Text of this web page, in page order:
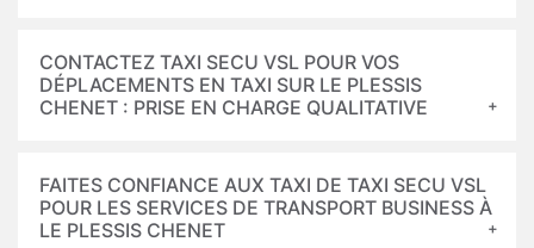
CONTACTEZ TAXI SECU VSL POUR VOS
DÉPLACEMENTS EN TAXI SUR LE PLESSIS
CHENET : PRISE EN CHARGE QUALITATIVE
FAITES CONFIANCE AUX TAXI DE TAXI SECU VSL
POUR LES SERVICES DE TRANSPORT BUSINESS À
LE PLESSIS CHENET